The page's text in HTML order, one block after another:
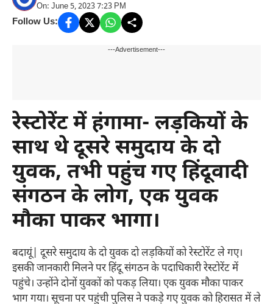
On: June 5, 2023 7:23 PM
Follow Us:
---Advertisement---
रेस्टोरेंट में हंगामा- लड़कियों के
साथ थे दूसरे समुदाय के दो
युवक, तभी पहुंच गए हिंदूवादी
संगठन के लोग, एक युवक
मौका पाकर भागा।
बदायूं| दूसरे समुदाय के दो युवक दो लड़कियों को रेस्टोरेंट ले गए।
इसकी जानकारी मिलने पर हिंदू संगठन के पदाधिकारी रेस्टोरेंट में
पहुंचे। उन्होंने दोनों युवकों को पकड़ लिया। एक युवक मौका पाकर
भाग गया। सूचना पर पहुंची पुलिस ने पकड़े गए युवक को हिरासत में ले